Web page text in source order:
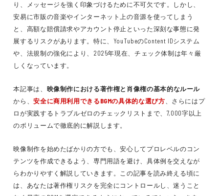
り、メッセージを強く印象づけるために不可欠です。しかし、
安易に市販の音楽やインターネット上の音源を使ってしまう
と、高額な賠償請求やアカウント停止といった深刻な事態に発
展するリスクがあります。特に、YouTubeのContent IDシステム
や、法規制の強化により、2025年現在、チェック体制は年々厳
しくなっています。
本記事は、 映像制作における著作権と肖像権の基本的なルール
から、安全に商用利用できるBGMの具体的な選び方 、さらにはプ
ロが実践するトラブルゼロのチェックリストまで、7,000字以上
のボリュームで徹底的に解説します。
映像制作を始めたばかりの方でも、安心してプロレベルのコン
テンツを作成できるよう、専門用語を避け、具体例を交えなが
らわかりやすく解説していきます。この記事を読み終える頃に
は、あなたは著作権リスクを完全にコントロールし、迷うこと